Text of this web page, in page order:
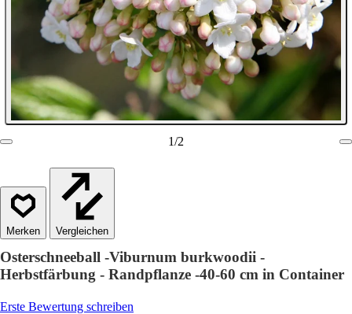
1/2
Vergleichen
Osterschneeball -Viburnum burkwoodii -
Herbstfärbung - Randpflanze -40-60 cm in Container
Erste Bewertung schreiben